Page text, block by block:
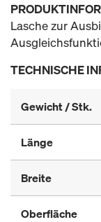
Lasche zur
TECHNISCHE
Gewicht / Stk.
Länge
Breite
Oberfläche